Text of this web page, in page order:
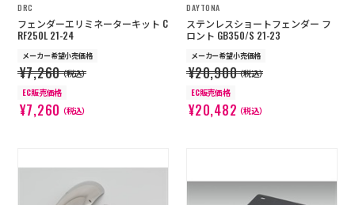
DRC
フェンダーエリミネーターキット C
RF250L 21-24
メーカー希望小売価格
¥7,260（税込）
EC販売価格
¥7,260（税込）
DAYTONA
ステンレスショートフェンダー フ
ロント GB350/S 21-23
メーカー希望小売価格
¥20,900（税込）
EC販売価格
¥20,482（税込）